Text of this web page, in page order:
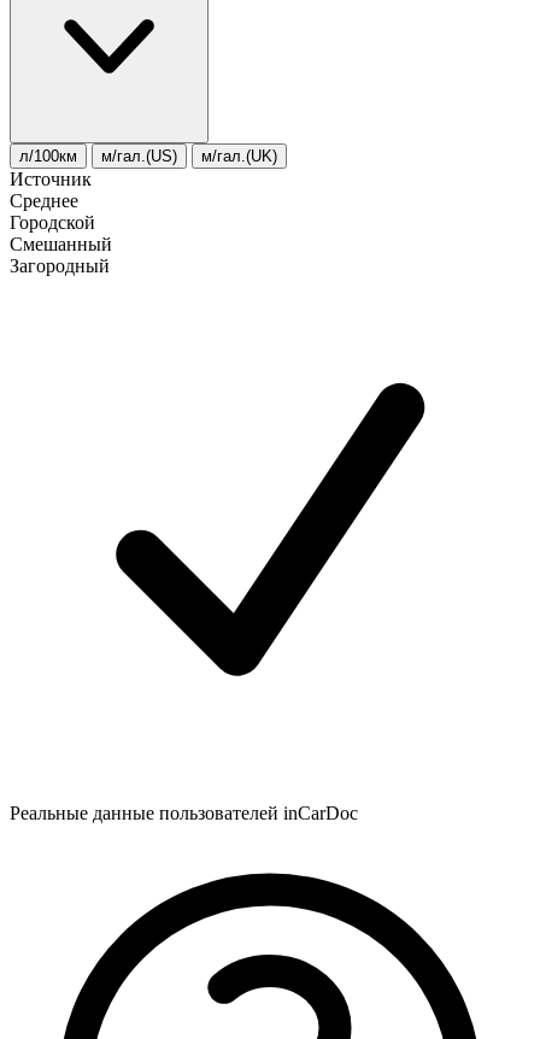
л/100км м/гал.(US) м/гал.(UK)
Источник
Среднее
Городской
Смешанный
Загородный
Реальные данные пользователей inCarDoc